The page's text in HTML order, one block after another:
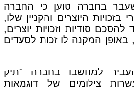
בחברה טוען כי החברה
היוצרים והקניין שלו,
להסכם סודיות וזכויות יוצרים,
המקנה לו זכות לסעדים
למחשבו בחברה "תיק
צילומים של דוגמאות